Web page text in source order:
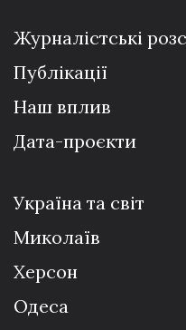
Журналістські
Публікації
Наш вплив
Дата-проєкти
Україна та світ
Миколаїв
Херсон
Одеса